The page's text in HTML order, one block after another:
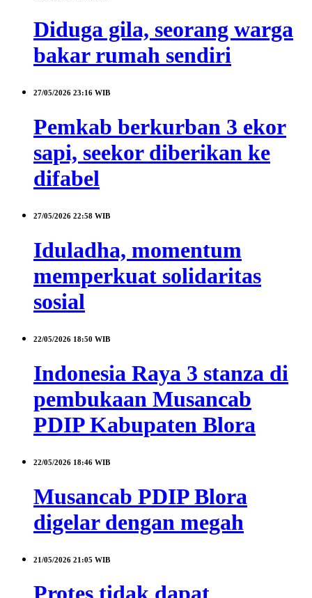
Diduga gila, seorang warga
bakar rumah sendiri
27/05/2026 23:16 WIB
Pemkab berkurban 3 ekor
sapi, seekor diberikan ke
difabel
27/05/2026 22:58 WIB
Iduladha, momentum
memperkuat solidaritas
sosial
22/05/2026 18:50 WIB
Indonesia Raya 3 stanza di
pembukaan Musancab
PDIP Kabupaten Blora
22/05/2026 18:46 WIB
Musancab PDIP Blora
digelar dengan megah
21/05/2026 21:05 WIB